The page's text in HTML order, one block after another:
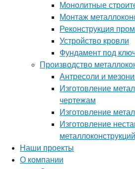
Монолитные
Монтаж
Реконструкция
Устройство кровли
Фундамент под
Производство
Антресоли и
Изготовление
чертежам
Изготовление
Изготовление
металлоконструкций
Наши проекты
О компании